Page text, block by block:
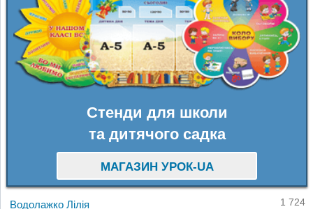
Стенди для школи
та дитячого садка
МАГАЗИН УРОК-UA
Водолажко Лілія 1 724